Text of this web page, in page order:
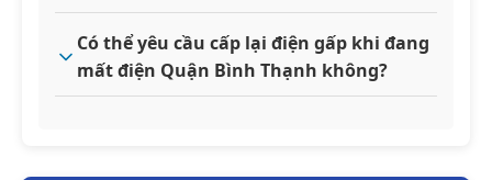
Có thể yêu cầu cấp lại điện gấp khi đang
mất điện Quận Bình Thạnh không?